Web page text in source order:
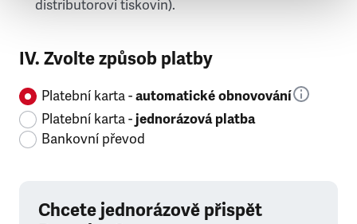
distributorovi tiskovin).
IV. Zvolte způsob platby
Platební karta -automatické obnovování
Platební karta -jednorázová platba
Bankovní převod
Chcete jednorázově přispět